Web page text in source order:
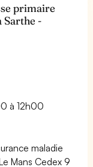
primaire
Sarthe -
à 12h00
maladie
Mans Cedex 9